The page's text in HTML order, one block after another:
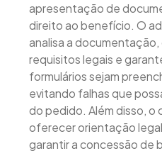
apresentação de
direito ao benefício. O
analisa a
requisitos legais e
formulários sejam
evitando falhas que
do pedido. Além disso, o
oferecer orientação
garantir a concessão de